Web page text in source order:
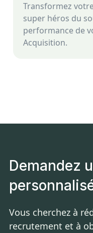
Transformez
super héros du
performance de
Acquisition.
Demandez
Vous cherchez à
recrutement et à